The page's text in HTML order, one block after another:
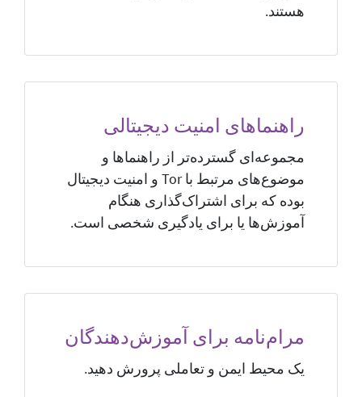
هستند.
راهنماهای امنیت دیجیتالی
مجموعه‌ای گسترده‌تر از راهنماها و
موضوع‌های مرتبط با Tor و امنیت دیجیتال
بوده که برای اشتراک‌گذاری هنگام
آموز‌ش‌ها یا برای یادگیری شخصی است.
مرام‌نامه برای آموزش‌دهندگان
یک محیط ایمن و تعاملی پرورش دهید.